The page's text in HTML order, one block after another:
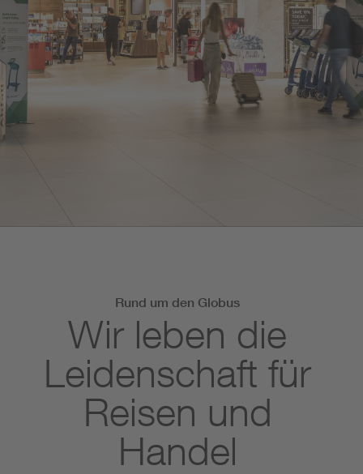
Rund um den Globus
Wir leben die
Leidenschaft für
Reisen und
Handel